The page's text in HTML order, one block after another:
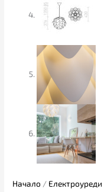
Начало / Електроуреди